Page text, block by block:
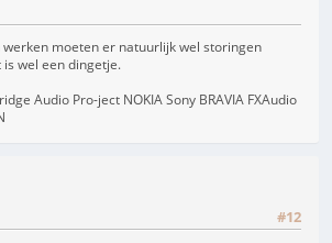
moeten er natuurlijk wel storingen
wel een dingetje.
Pro-ject NOKIA Sony BRAVIA FXAudio
#12